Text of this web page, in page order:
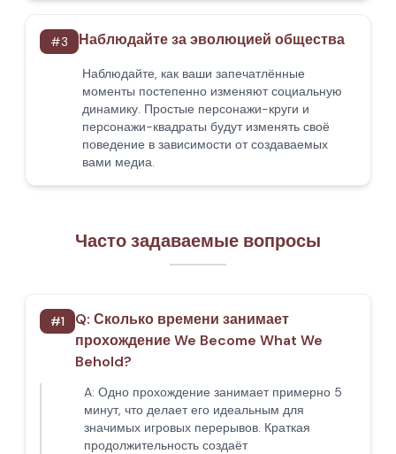
#3 Наблюдайте за эволюцией общества
Наблюдайте, как ваши запечатлённые
моменты постепенно изменяют социальную
динамику. Простые персонажи-круги и
персонажи-квадраты будут изменять своё
поведение в зависимости от создаваемых
вами медиа.
Часто задаваемые вопросы
#1 Q: Сколько времени занимает
прохождение We Become What We
Behold?
A: Одно прохождение занимает примерно 5
минут, что делает его идеальным для
значимых игровых перерывов. Краткая
продолжительность создаёт